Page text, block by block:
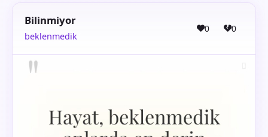
Bilinmiyor
beklenmedik
0 0